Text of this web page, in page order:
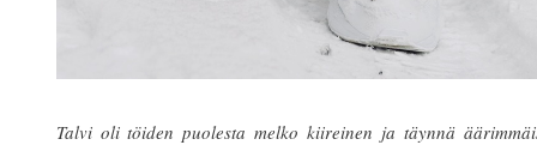
Talvi oli töiden puolesta melko kiireinen ja täynnä